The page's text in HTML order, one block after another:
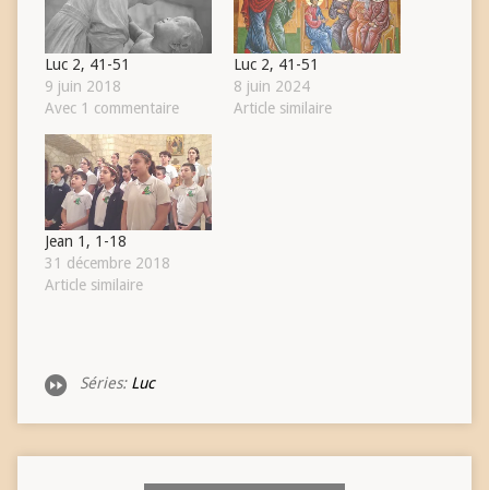
Luc 2, 41-51
9 juin 2018
Avec 1 commentaire
Luc 2, 41-51
8 juin 2024
Article similaire
Jean 1, 1-18
31 décembre 2018
Article similaire
Séries: Luc